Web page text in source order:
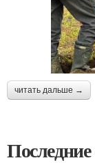
читать дальше →
Последние